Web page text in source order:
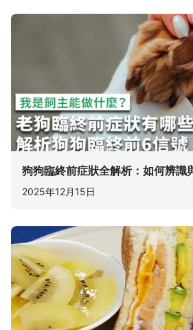
狗狗臨終前症狀全解析：如何辨識
2025年12月15日